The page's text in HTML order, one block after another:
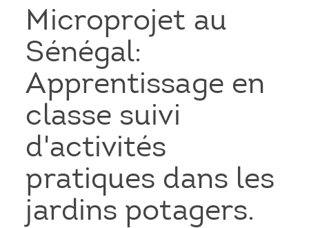
principalMicroprojet au
Sénégal:
Apprentissage en
classe suivi
d'activités
pratiques dans les
jardins potagers.